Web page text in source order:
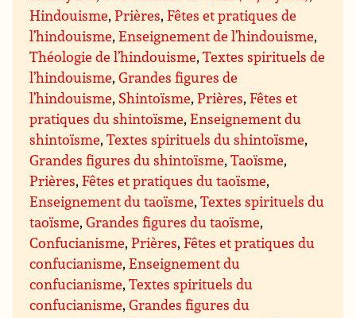
Hindouisme,Prières,Fêtes et pratiques de
l’hindouisme,Enseignement de l’hindouisme,
Théologie de l’hindouisme,Textes spirituels de
l’hindouisme,Grandes figures de
l’hindouisme, Shintoïsme,Prières,Fêtes et
pratiques du shintoïsme,Enseignement du
shintoïsme,Textes spirituels du shintoïsme,
Grandes figures du shintoïsme,Taoïsme,
Prières,Fêtes et pratiques du taoïsme,
Enseignement du taoïsme,Textes spirituels du
taoïsme,Grandes figures du taoïsme,
Confucianisme,Prières,Fêtes et pratiques du
confucianisme,Enseignement du
confucianisme,Textes spirituels du
confucianisme,Grandes figures du